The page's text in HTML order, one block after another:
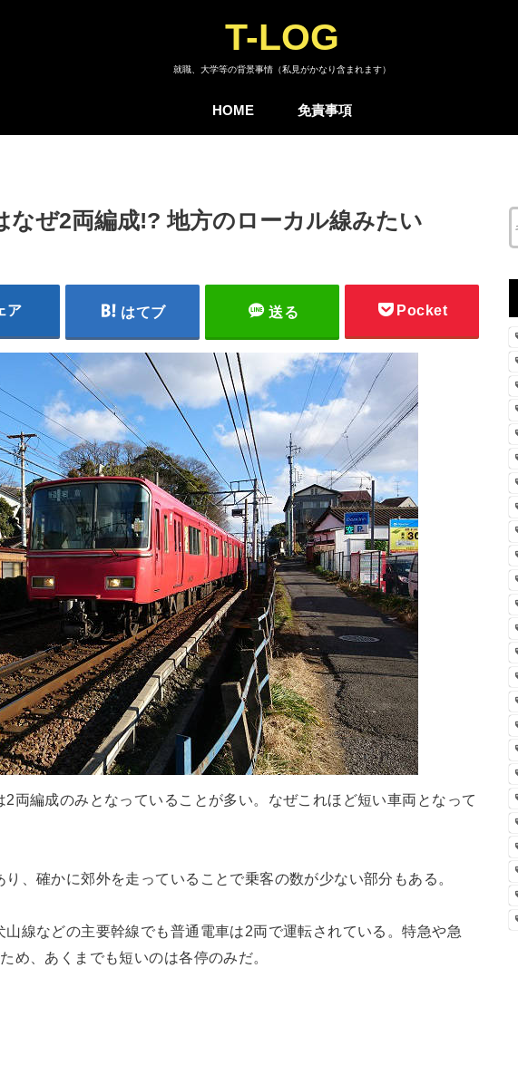
T-LOG
就職、大学等の背景事情（私見がかなり含まれます）
HOME 免責事項
なぜ2両編成!? 地方のローカル線みたい
ア はてブ 送る Pocket
両編成のみとなっていることが多い。なぜこれほど短い車両となって
、確かに郊外を走っていることで乗客の数が少ない部分もある。
線などの主要幹線でも普通電車は2両で運転されている。特急や急
め、あくまでも短いのは各停のみだ。